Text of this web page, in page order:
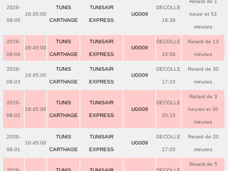
2026-
08-05
16:45:00
TUNIS
CARTHAGE
TUNISAIR
EXPRESS
UG009
DECOLLE
18:38
Retard de 1
heure et 53
minutes
2026-
08-04
16:45:00
TUNIS
CARTHAGE
TUNISAIR
EXPRESS
UG009
DECOLLE
16:58
Retard de 13
minutes
2026-
08-03
16:45:00
TUNIS
CARTHAGE
TUNISAIR
EXPRESS
UG009
DECOLLE
17:15
Retard de 30
minutes
2026-
08-02
16:45:00
TUNIS
CARTHAGE
TUNISAIR
EXPRESS
UG009
DECOLLE
20:15
Retard de 3
heures et 30
minutes
2026-
08-01
16:45:00
TUNIS
CARTHAGE
TUNISAIR
EXPRESS
UG009
DECOLLE
17:05
Retard de 20
minutes
Retard de 5